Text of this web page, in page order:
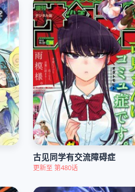
古见同学有交流障碍症
更新至 第480话